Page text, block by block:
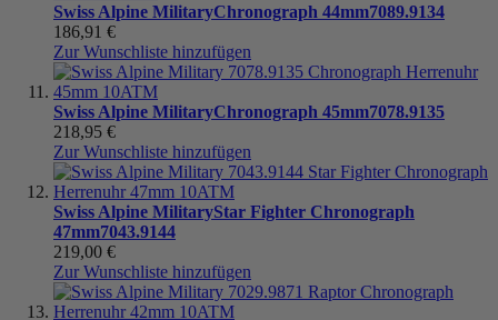
Swiss Alpine MilitaryChronograph 44mm7089.9134
186,91 €
Zur Wunschliste hinzufügen
Swiss Alpine MilitaryChronograph 45mm7078.9135
218,95 €
Zur Wunschliste hinzufügen
Swiss Alpine MilitaryStar Fighter Chronograph
47mm7043.9144
219,00 €
Zur Wunschliste hinzufügen